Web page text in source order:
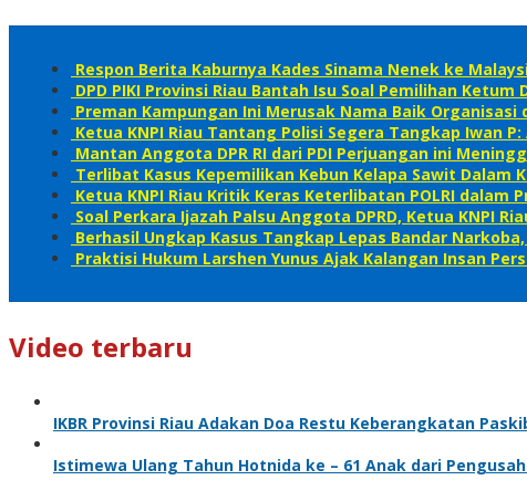
Respon Berita Kaburnya Kades Sinama Nenek ke
DPD PIKI Provinsi Riau Bantah Isu Soal Pemilihan Ketum
Preman Kampungan Ini Merusak Nama Baik
Ketua KNPI Riau Tantang Polisi Segera Tangkap Iwan
Mantan Anggota DPR RI dari PDI Perjuangan ini
Terlibat Kasus Kepemilikan Kebun Kelapa Sawit Dalam
Ketua KNPI Riau Kritik Keras Keterlibatan POLRI dalam
Soal Perkara Ijazah Palsu Anggota DPRD, Ketua KNPI
Berhasil Ungkap Kasus Tangkap Lepas Bandar
Praktisi Hukum Larshen Yunus Ajak Kalangan Insan
Video terbaru
IKBR Provinsi Riau Adakan Doa Restu Keberangkatan
Istimewa Ulang Tahun Hotnida ke – 61 Anak dari